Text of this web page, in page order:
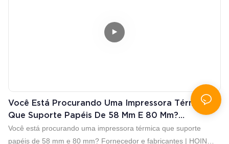
Você Está Procurando Uma Impressora Térmica
Que Suporte Papéis De 58 Mm E 80 Mm?
Fornecedor E Fabricantes | HOIN
Você está procurando uma impressora térmica que suporte
papéis de 58 mm e 80 mm? Fornecedor e fabricantes | HOIN